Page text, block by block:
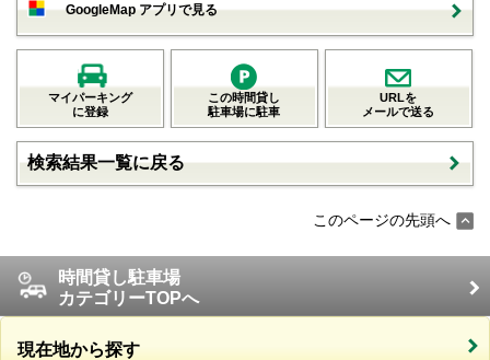
GoogleMap アプリで見る
マイパーキング
に登録
この時間貸し
駐車場に駐車
URLを
メールで送る
検索結果一覧に戻る
このページの先頭へ
時間貸し駐車場
カテゴリーTOPへ
現在地から探す